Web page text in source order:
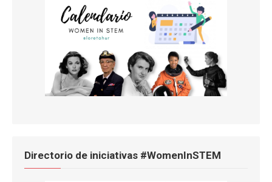
Directorio de iniciativas #WomenInSTEM